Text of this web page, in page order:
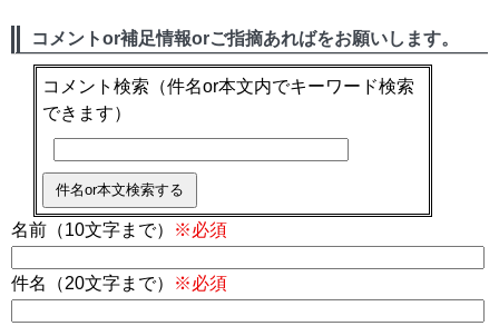
コメントor補足情報orご指摘あればをお願いします。
コメント検索 （件名or本文内でキーワード検索
できます）
名前（10文字まで） ※必須
件名（20文字まで） ※必須